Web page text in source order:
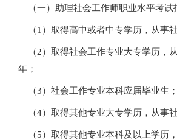
（一）助理社会工作师职业水平考试
（1）取得高中或者中专学历，从事
（2）取得社会工作专业大专学历，
年；
（3）社会工作专业本科应届毕业生；
（4）取得其他专业大专学历，从事
（5）取得其他专业本科及以上学历